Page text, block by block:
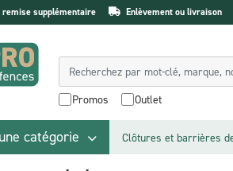
remise supplémentaire Enlèvement ou livraison
Promos Outlet
catégorie Clôtures et barrières